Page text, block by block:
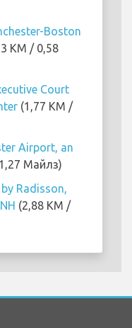
Boston
KM / 0,58
Court
(1,77 KM /
Airport, an
Майлз)
Radisson,
(2,88 KM /